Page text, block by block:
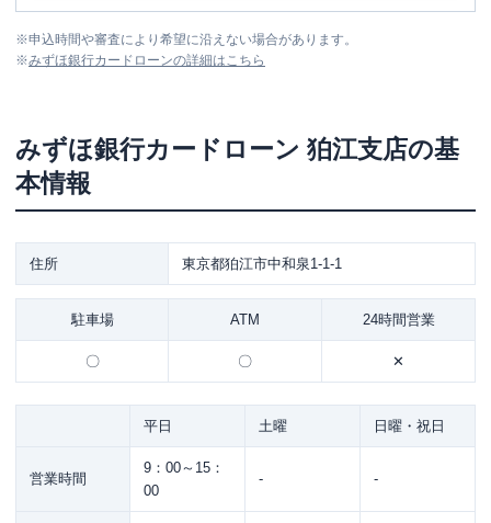
※申込時間や審査により希望に沿えない場合があります。
※みずほ銀行カードローンの詳細はこちら
みずほ銀行カードローン 狛江支店の基
本情報
住所 東京都狛江市中和泉1-1-1
駐車場 ATM 24時間営業
〇 〇 ✕
平日 土曜 日曜・祝日
営業時間
9：00～15：
00
- -